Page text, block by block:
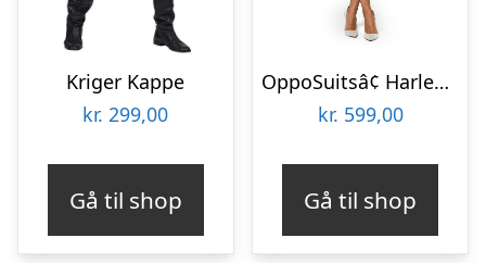
Kriger Kappe
kr. 299,00
Gå til shop
OppoSuitsâ¢ Harlequeen
kr. 599,00
Gå til shop